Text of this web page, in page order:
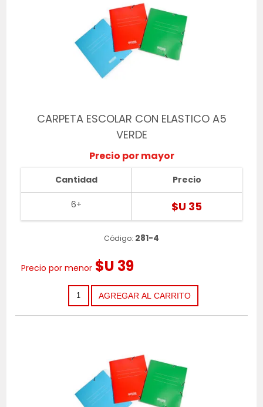
CARPETA ESCOLAR CON ELASTICO A5
VERDE
Precio por mayor
Cantidad
6+
Precio
$U 35
Código: 281-4
Precio por menor $U 39